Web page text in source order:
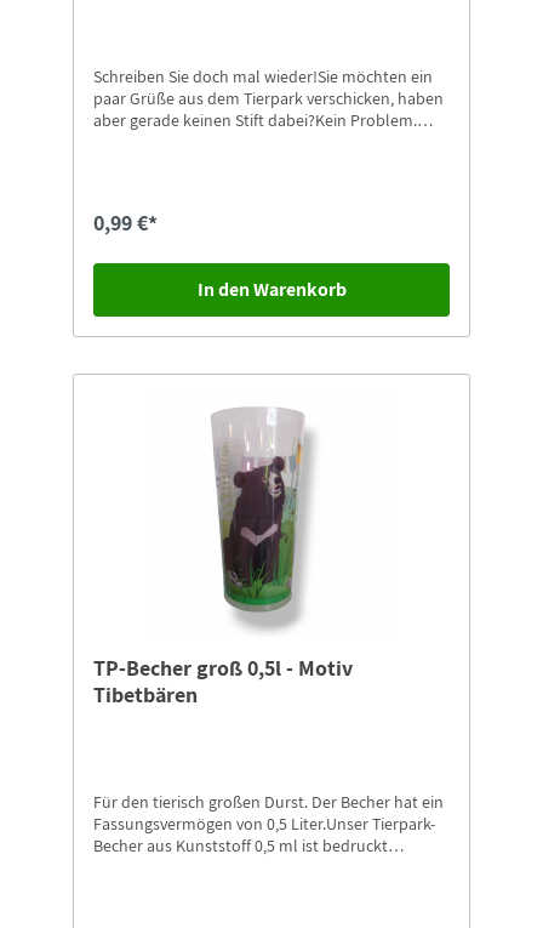
Schreiben Sie doch mal wieder!Sie möchten ein
paar Grüße aus dem Tierpark verschicken, haben
aber gerade keinen Stift dabei?Kein Problem.
0,99 €*
In den Warenkorb
TP-Becher groß 0,5l - Motiv
Tibetbären
Für den tierisch großen Durst. Der Becher hat ein
Fassungsvermögen von 0,5 Liter.Unser Tierpark-
Becher aus Kunststoff 0,5 ml ist bedruckt